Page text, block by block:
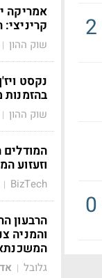
2
0
שוק ההון |
שוק ההון |
המודלים
וזעזוע
BizTech
|
הרבעון
והמניה
גלובל |